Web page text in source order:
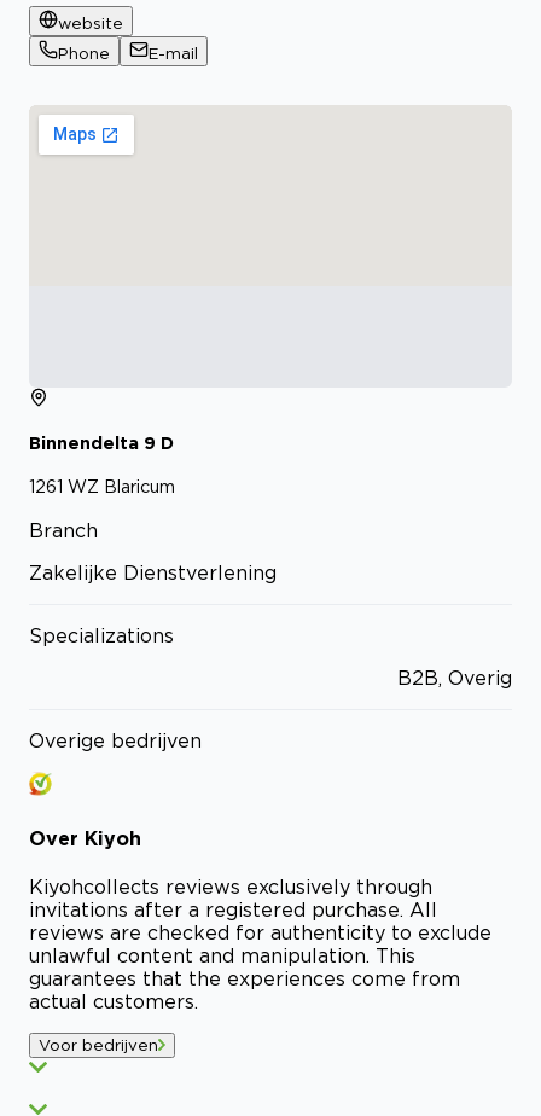
website
Phone
E-mail
Binnendelta 9 D
1261 WZ Blaricum
Branch
Zakelijke Dienstverlening
Specializations
B2B, Overig
Overige bedrijven
Over Kiyoh
Kiyohcollects reviews exclusively through
invitations after a registered purchase. All
reviews are checked for authenticity to exclude
unlawful content and manipulation. This
guarantees that the experiences come from
actual customers.
Voor bedrijven